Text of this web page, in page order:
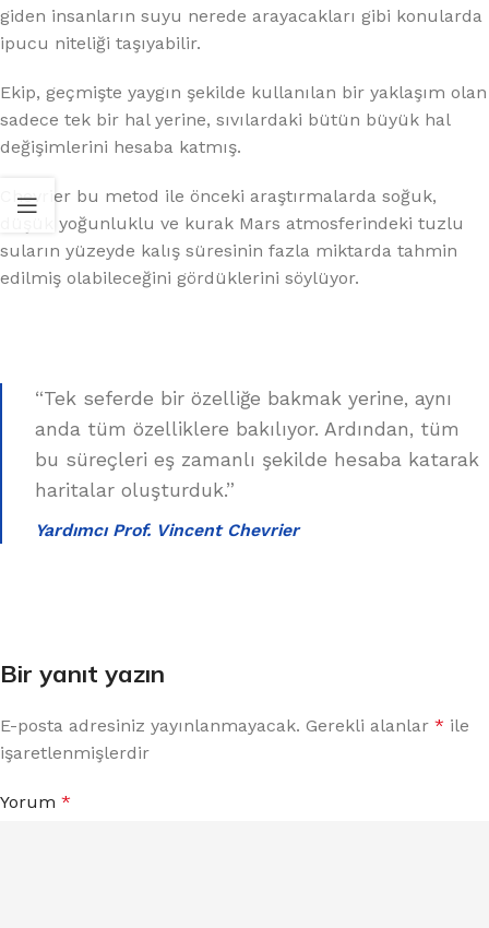
giden insanların suyu nerede arayacakları gibi konularda
ipucu niteliği taşıyabilir.
Ekip, geçmişte yaygın şekilde kullanılan bir yaklaşım olan
sadece tek bir hal yerine, sıvılardaki bütün büyük hal
değişimlerini hesaba katmış.
Chevrier bu metod ile önceki araştırmalarda soğuk,
düşük yoğunluklu ve kurak Mars atmosferindeki tuzlu
suların yüzeyde kalış süresinin fazla miktarda tahmin
edilmiş olabileceğini gördüklerini söylüyor.
“Tek seferde bir özelliğe bakmak yerine, aynı
anda tüm özelliklere bakılıyor. Ardından, tüm
bu süreçleri eş zamanlı şekilde hesaba katarak
haritalar oluşturduk.”
Yardımcı Prof. Vincent Chevrier
Bir yanıt yazın
E-posta adresiniz yayınlanmayacak. Gerekli alanlar * ile
işaretlenmişlerdir
Yorum *